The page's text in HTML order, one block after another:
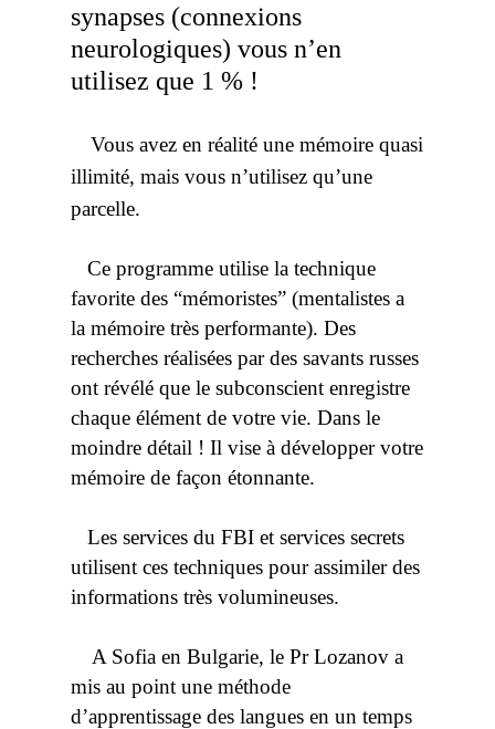
synapses (connexions
neurologiques) vous n’en
utilisez que 1 % !
Vous avez en réalité une mémoire quasi
illimité, mais vous n’utilisez qu’une
parcelle.
Ce programme utilise la technique
favorite des “mémoristes” (mentalistes a
la mémoire très performante). Des
recherches réalisées par des savants russes
ont révélé que le subconscient enregistre
chaque élément de votre vie. Dans le
moindre détail ! Il vise à développer votre
mémoire de façon étonnante.
Les services du FBI et services secrets
utilisent ces techniques pour assimiler des
informations très volumineuses.
A Sofia en Bulgarie, le Pr Lozanov a
mis au point une méthode
d’apprentissage des langues en un temps